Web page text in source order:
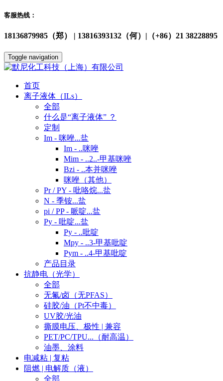
客服热线：
18136879985（郑） | 13816393132（何）|（+86）21 38228895
Toggle navigation
首页
离子液体（ILs）
全部
什么是“离子液体” ？
定制
Im - 咪唑...盐
Im - ..咪唑
Mim - ..2..-甲基咪唑
Bzi - ..本并咪唑
咪唑（其他）
Pr / PY - 吡咯烷...盐
N - 季铵...盐
pi / PP - 哌啶...盐
Py - 吡啶...盐
Py - ..吡啶
Mpy - ..3-甲基吡啶
Pym - ..4-甲基吡啶
产品目录
抗静电（光学）
全部
无氟/卤（无PFAS）
硅胶/油（Pt不中毒）
UV胶/光油
撕膜电压、极性 | 兼容
PET/PC/TPU...（耐高温）
油墨、涂料
电减粘 | 复粘
阻燃 | 电解质（液）
全部